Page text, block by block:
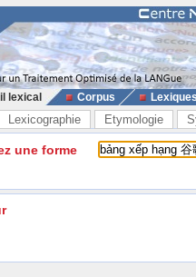
lexical Corpus
Lexicographie Etymologie
une forme